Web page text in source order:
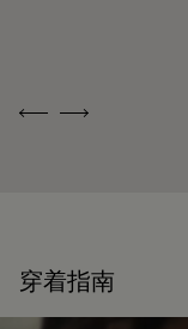
延续作品的生命力
Previous
Next
穿着指南